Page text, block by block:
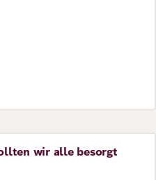
wir alle besorgt